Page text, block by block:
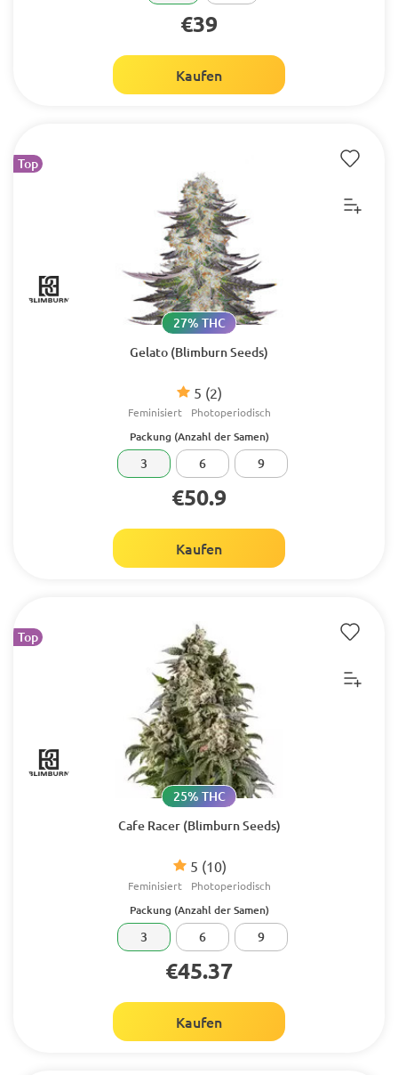
€39
Kaufen
Top
Gelato (Blimburn Seeds)
5 (2)
27% THC
Feminisiert Photoperiodisch
Packung (Anzahl der Samen)
3 6 9
€50.9
Kaufen
Top
Cafe Racer (Blimburn Seeds)
5 (10)
25% THC
Feminisiert Photoperiodisch
Packung (Anzahl der Samen)
3 6 9
€45.37
Kaufen